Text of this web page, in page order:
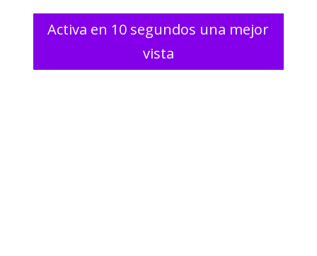
Activa en 10 segundos una mejor
vista